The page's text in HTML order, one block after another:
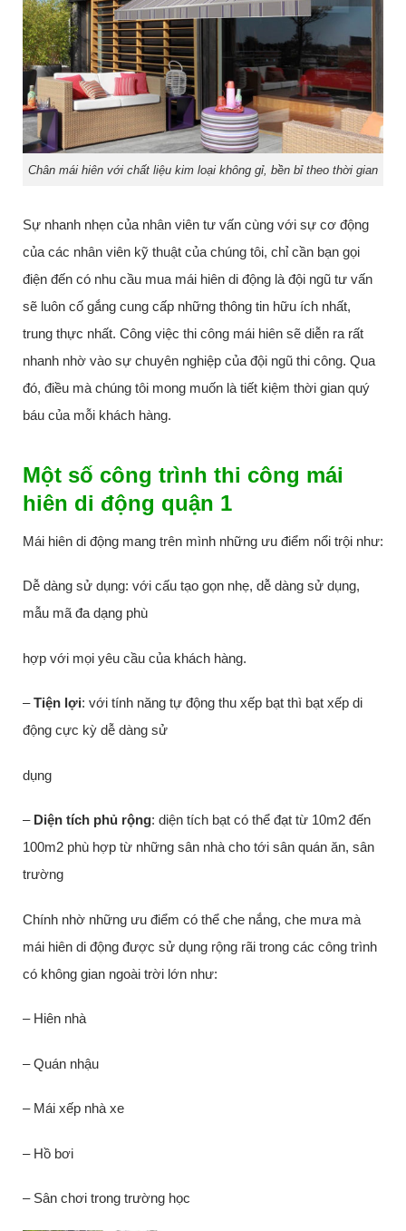
Chân mái hiên với chất liệu kim loại không gỉ, bền bỉ theo thời gian
Sự nhanh nhẹn của nhân viên tư vấn cùng với sự cơ động
của các nhân viên kỹ thuật của chúng tôi, chỉ cần bạn gọi
điện đến có nhu cầu mua mái hiên di động là đội ngũ tư vấn
sẽ luôn cố gắng cung cấp những thông tin hữu ích nhất,
trung thực nhất. Công việc thi công mái hiên sẽ diễn ra rất
nhanh nhờ vào sự chuyên nghiệp của đội ngũ thi công. Qua
đó, điều mà chúng tôi mong muốn là tiết kiệm thời gian quý
báu của mỗi khách hàng.
Một số công trình thi công mái
hiên di động quận 1
Mái hiên di động mang trên mình những ưu điểm nổi trội như:
Dễ dàng sử dụng: với cấu tạo gọn nhẹ, dễ dàng sử dụng,
mẫu mã đa dạng phù
hợp với mọi yêu cầu của khách hàng.
–Tiện lợi: với tính năng tự động thu xếp bạt thì bạt xếp di
động cực kỳ dễ dàng sử
dụng
– Diện tích phủ rộng: diện tích bạt có thể đạt từ 10m2 đến
100m2 phù hợp từ những sân nhà cho tới sân quán ăn, sân
trường
Chính nhờ những ưu điểm có thể che nắng, che mưa mà
mái hiên di động được sử dụng rộng rãi trong các công trình
có không gian ngoài trời lớn như:
– Hiên nhà
– Quán nhậu
– Mái xếp nhà xe
– Hồ bơi
– Sân chơi trong trường học